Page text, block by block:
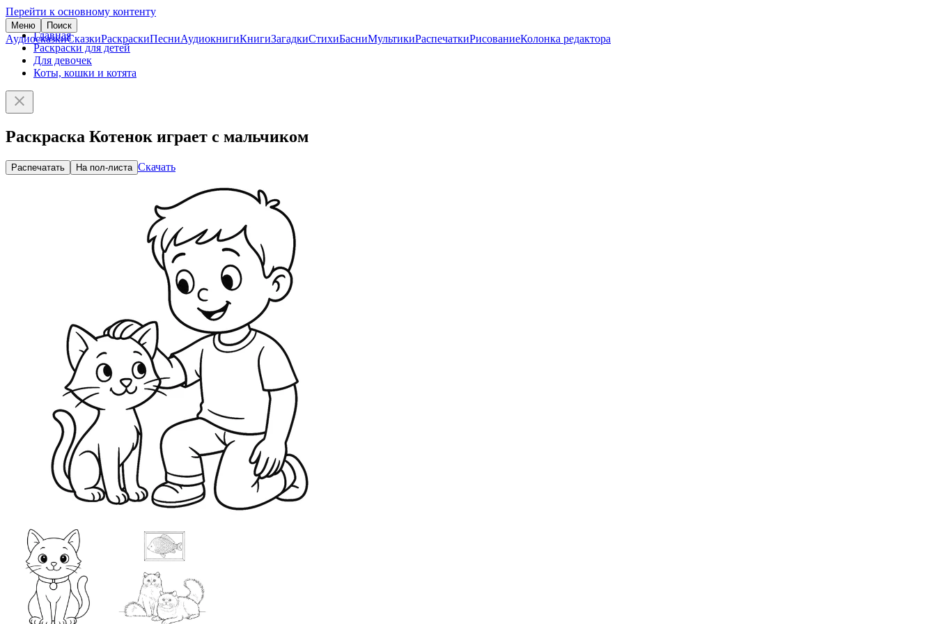
Перейти к основному контенту
Меню Поиск
АудиосказкиСказкиРаскраскиПесниАудиокнигиКнигиЗагадкиСтихиБасниМультикиРаспечаткиРисованиеКолонка редактора
Главная
Раскраски для детей
Для девочек
Коты, кошки и котята
Раскраска Котенок играет с мальчиком
Распечатать На пол-листа Скачать